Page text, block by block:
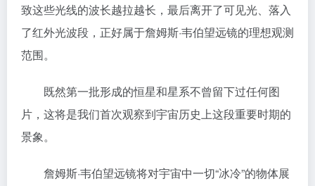
致这些光线的波长越拉越长，最后离开了可见光、落入
了红外光波段，正好属于詹姆斯·韦伯望远镜的理想观测
范围。
既然第一批形成的恒星和星系不曾留下过任何图
片，这将是我们首次观察到宇宙历史上这段重要时期的
景象。
詹姆斯·韦伯望远镜将对宇宙中一切“冰冷”的物体展